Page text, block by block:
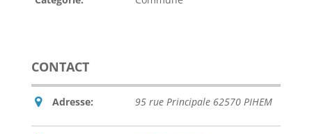
CONTACT
Adresse: 95 rue Principale 62570 PIHEM